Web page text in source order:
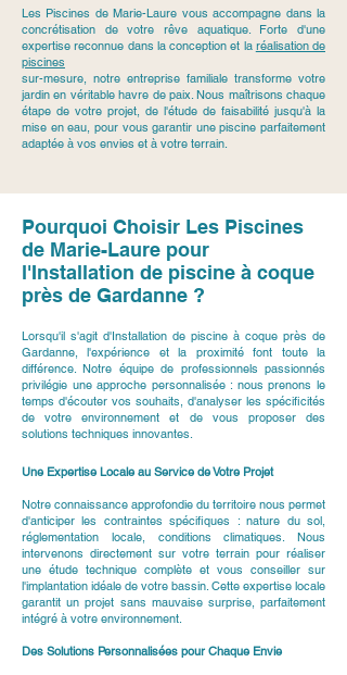
Les Piscines de Marie-Laure vous accompagne dans la
concrétisation de votre rêve aquatique. Forte d'une
expertise reconnue dans la conception et la réalisation de
piscines
sur-mesure, notre entreprise familiale transforme votre
jardin en véritable havre de paix. Nous maîtrisons chaque
étape de votre projet, de l'étude de faisabilité jusqu'à la
mise en eau, pour vous garantir une piscine parfaitement
adaptée à vos envies et à votre terrain.
Pourquoi Choisir Les Piscines
de Marie-Laure pour
l'Installation de piscine à coque
près de Gardanne ?
Lorsqu'il s'agit d'Installation de piscine à coque près de
Gardanne, l'expérience et la proximité font toute la
différence. Notre équipe de professionnels passionnés
privilégie une approche personnalisée : nous prenons le
temps d'écouter vos souhaits, d'analyser les spécificités
de votre environnement et de vous proposer des
solutions techniques innovantes.
Une Expertise Locale au Service de Votre Projet
Notre connaissance approfondie du territoire nous permet
d'anticiper les contraintes spécifiques : nature du sol,
réglementation locale, conditions climatiques. Nous
intervenons directement sur votre terrain pour réaliser
une étude technique complète et vous conseiller sur
l'implantation idéale de votre bassin. Cette expertise locale
garantit un projet sans mauvaise surprise, parfaitement
intégré à votre environnement.
Des Solutions Personnalisées pour Chaque Envie